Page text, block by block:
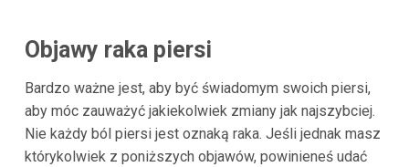
Objawy raka piersi
Bardzo ważne jest, aby być świadomym swoich piersi,
aby móc zauważyć jakiekolwiek zmiany jak najszybciej.
Nie każdy ból piersi jest oznaką raka. Jeśli jednak masz
którykolwiek z poniższych objawów, powinieneś udać